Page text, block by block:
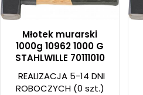
Młotek murarski
1000g 10962 1000 G
STAHLWILLE 70111010
REALIZACJA 5-14 DNI
ROBOCZYCH(0 szt.)